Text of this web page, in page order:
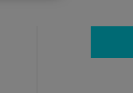
nie